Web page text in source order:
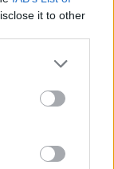
it to other
more Google
may click to
party tags to
below Google